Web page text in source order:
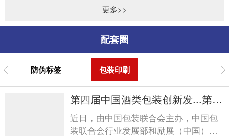
事儿。商标、无统一包装...
更多>>
配套圈
防伪标签 包装印刷
第四届中国酒类包装创新发...第四
届中国酒类包装创新发...
近日，由中国包装联合会主办，中国包
装联合会行业发展部和励展（中国）投